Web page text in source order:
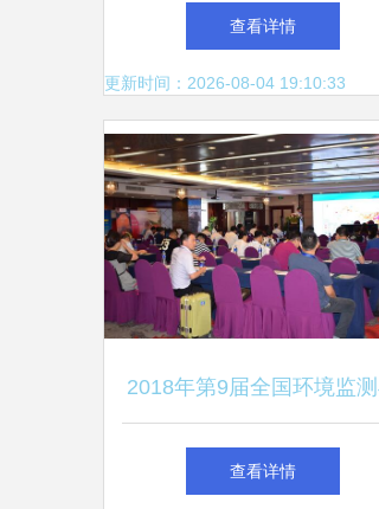
防新趋势与技术创新
查看详情
更新时间：2026-08-04 19:10:33
2018年第9届全国环境监
社会化环境监测技术交流会
查看详情